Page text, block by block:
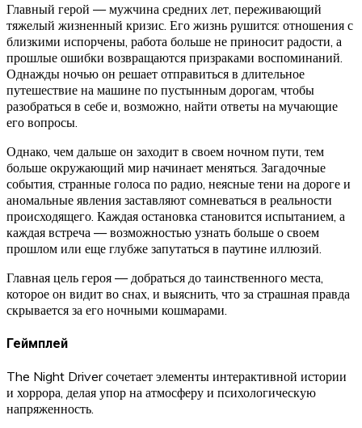
Главный герой — мужчина средних лет, переживающий
тяжелый жизненный кризис. Его жизнь рушится: отношения с
близкими испорчены, работа больше не приносит радости, а
прошлые ошибки возвращаются призраками воспоминаний.
Однажды ночью он решает отправиться в длительное
путешествие на машине по пустынным дорогам, чтобы
разобраться в себе и, возможно, найти ответы на мучающие
его вопросы.
Однако, чем дальше он заходит в своем ночном пути, тем
больше окружающий мир начинает меняться. Загадочные
события, странные голоса по радио, неясные тени на дороге и
аномальные явления заставляют сомневаться в реальности
происходящего. Каждая остановка становится испытанием, а
каждая встреча — возможностью узнать больше о своем
прошлом или еще глубже запутаться в паутине иллюзий.
Главная цель героя — добраться до таинственного места,
которое он видит во снах, и выяснить, что за страшная правда
скрывается за его ночными кошмарами.
Геймплей
The Night Driver сочетает элементы интерактивной истории
и хоррора, делая упор на атмосферу и психологическую
напряженность.